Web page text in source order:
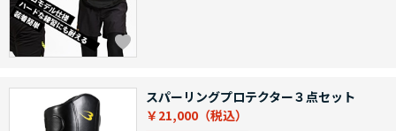
スパーリングプロテクター３点セット
￥21,000